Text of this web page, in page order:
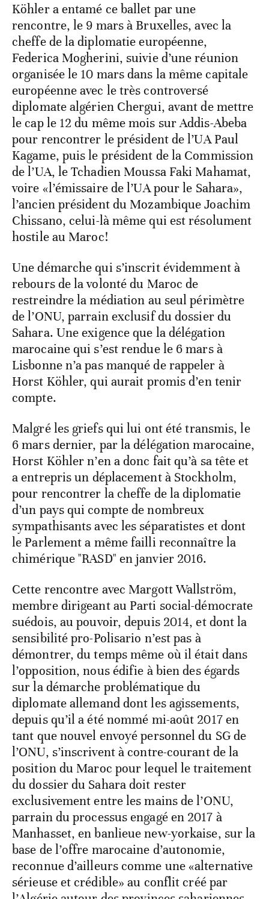
Köhler a entamé ce ballet par une
rencontre, le 9 mars à Bruxelles, avec la
cheffe de la diplomatie européenne,
Federica Mogherini, suivie d’une réunion
organisée le 10 mars dans la même capitale
européenne avec le très controversé
diplomate algérien Chergui, avant de mettre
le cap le 12 du même mois sur Addis-Abeba
pour rencontrer le président de l’UA Paul
Kagame, puis le président de la Commission
de l’UA, le Tchadien Moussa Faki Mahamat,
voire «l’émissaire de l’UA pour le Sahara»,
l’ancien président du Mozambique Joachim
Chissano, celui-là même qui est résolument
hostile au Maroc!
Une démarche qui s’inscrit évidemment à
rebours de la volonté du Maroc de
restreindre la médiation au seul périmètre
de l’ONU, parrain exclusif du dossier du
Sahara. Une exigence que la délégation
marocaine qui s’est rendue le 6 mars à
Lisbonne n’a pas manqué de rappeler à
Horst Köhler, qui aurait promis d’en tenir
compte.
Malgré les griefs qui lui ont été transmis, le
6 mars dernier, par la délégation marocaine,
Horst Köhler n’en a donc fait qu’à sa tête et
a entrepris un déplacement à Stockholm,
pour rencontrer la cheffe de la diplomatie
d’un pays qui compte de nombreux
sympathisants avec les séparatistes et dont
le Parlement a même failli reconnaître la
chimérique "RASD" en janvier 2016.
Cette rencontre avec Margott Wallström,
membre dirigeant au Parti social-démocrate
suédois, au pouvoir, depuis 2014, et dont la
sensibilité pro-Polisario n’est pas à
démontrer, du temps même où il était dans
l’opposition, nous édifie à bien des égards
sur la démarche problématique du
diplomate allemand dont les agissements,
depuis qu’il a été nommé mi-août 2017 en
tant que nouvel envoyé personnel du SG de
l’ONU, s’inscrivent à contre-courant de la
position du Maroc pour lequel le traitement
du dossier du Sahara doit rester
exclusivement entre les mains de l’ONU,
parrain du processus engagé en 2017 à
Manhasset, en banlieue new-yorkaise, sur la
base de l’offre marocaine d’autonomie,
reconnue d’ailleurs comme une «alternative
sérieuse et crédible» au conflit créé par